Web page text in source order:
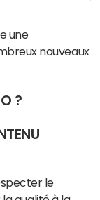
une
nouveaux
?
le